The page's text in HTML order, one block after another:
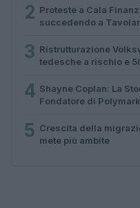
2 Proteste a Cala
succedendo a
3 Ristrutturazione
tedesche a rischio e
4 Shayne Coplan: La
Fondatore di
5 Crescita della
mete più ambite